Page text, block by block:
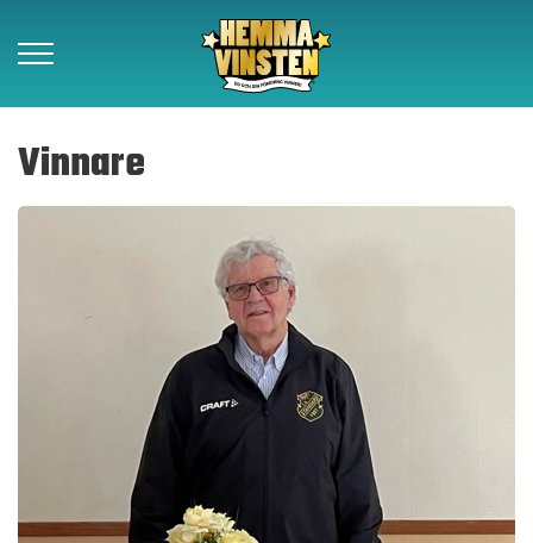
Vinnare
Så funkar det
Samarbetspartners
Beställ lotter
Vinnare